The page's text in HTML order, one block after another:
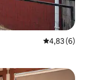
4,83 (6)